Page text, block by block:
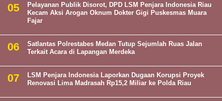
Pelayanan Publik Disorot, DPD LSM Penjara Indonesia Riau
Kecam Aksi Arogan Oknum Dokter Gigi Puskesmas Muara
Fajar
Satlantas Polrestabes Medan Tutup Sejumlah Ruas Jalan
Terkait Acara di Lapangan Merdeka
LSM Penjara Indonesia Laporkan Dugaan Korupsi Proyek
Renovasi Lima Madrasah Rp15,2 Miliar ke Polda Riau